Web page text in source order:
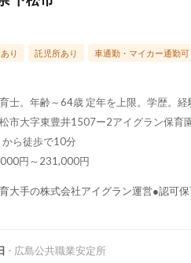
り 託児所あり 車通勤・マイカー通勤可
士。年齢～64歳 定年を上限。学歴。経
市大字東豊井1507ー2アイグラン保育
から徒歩で10分
円～231,000円
大手の株式会社アイグラン運営●認可
- 広島公共職業安定所